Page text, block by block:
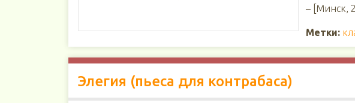
– [Минск,
Метки:
Элегия (пьеса для контрабаса)